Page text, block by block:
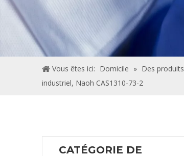
Vous êtes ici: Domicile » Des produits
industriel, Naoh CAS1310-73-2
CATÉGORIE DE